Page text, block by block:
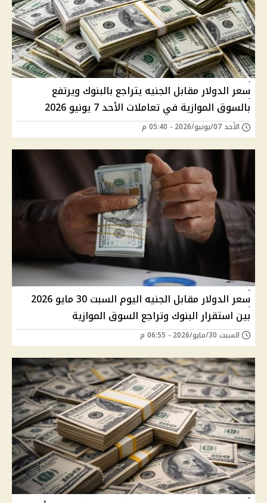
سعر الدولار مقابل الجنيه يتراجع بالبنوك ويرتفع
بالسوق الموازية في تعاملات الأحد 7 يونيو 2026
الأحد 07/يونيو/2026 - 05:40 م
سعر الدولار مقابل الجنيه اليوم السبت 30 مايو 2026
بين استقرار البنوك وتراجع السوق الموازية
السبت 30/مايو/2026 - 06:55 م